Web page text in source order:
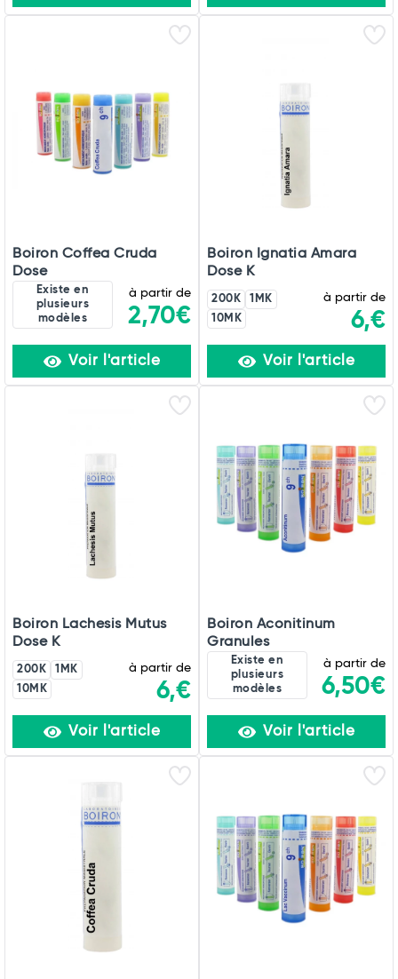
Boiron Coffea Cruda
Dose
Existe en
plusieurs
modèles
à partir de
2,70€
Voir l'article
Boiron Ignatia Amara
Dose K
200K
1MK
10MK
à partir de
6,€
Voir l'article
Boiron Lachesis Mutus
Dose K
200K
1MK
10MK
à partir de
6,€
Voir l'article
Boiron Aconitinum
Granules
Existe en
plusieurs
modèles
à partir de
6,50€
Voir l'article